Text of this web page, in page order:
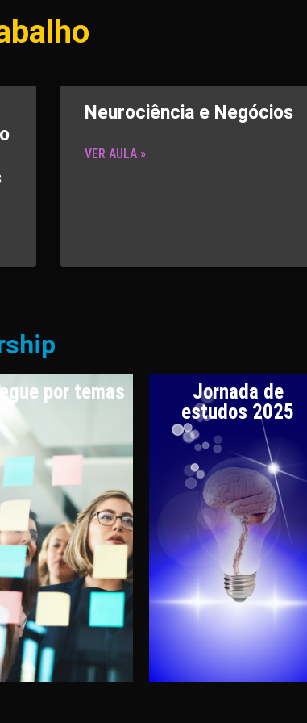
Neurociência e Negócios
VER AULA »
por temas
Jornada de
estudos 2025